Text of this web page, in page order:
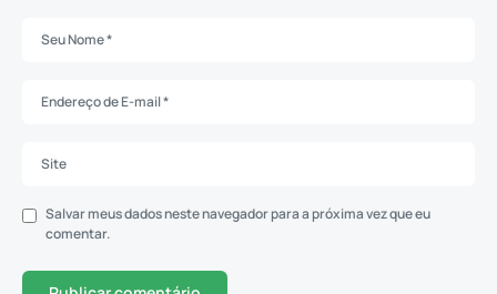
Salvar meus dados neste navegador para a próxima vez que eu
comentar.